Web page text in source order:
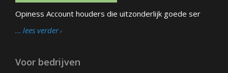
Opiness Account houders die uitzonderlijk goede ser
… lees verder
Voor bedrijven